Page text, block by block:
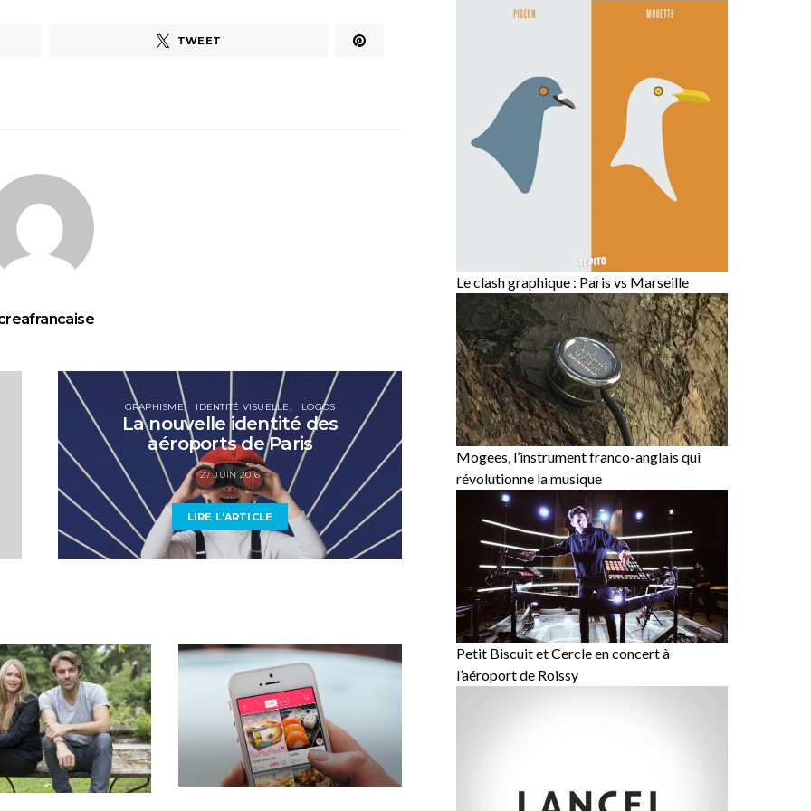
TWEET
GRAPHISME IDENTITÉ VISUELLE LOGOS
La nouvelle identité des
aéroports de Paris
27 JUIN 2016
LIRE L'ARTICLE
Le clash graphique : Paris vs Marseille
Mogees, l’instrument franco-anglais qui
révolutionne la musique
Petit Biscuit et Cercle en concert à
l’aéroport de Roissy